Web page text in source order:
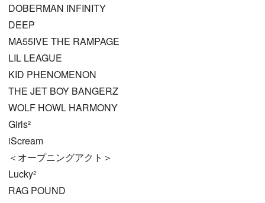
DOBERMAN INFINITY
DEEP
MA55IVE THE RAMPAGE
LIL LEAGUE
KID PHENOMENON
THE JET BOY BANGERZ
WOLF HOWL HARMONY
Girls²
iScream
＜オープニングアクト＞
Lucky²
RAG POUND